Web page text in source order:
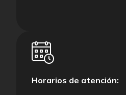
Horarios de atención: